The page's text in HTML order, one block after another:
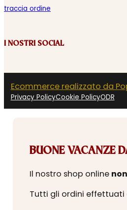
traccia ordine
I NOSTRI SOCIAL
Ecommerce realizzato da
Privacy PolicyCookie PolicyODR
BUONE VACANZE
Il nostro shop online
Tutti gli ordini effettuati